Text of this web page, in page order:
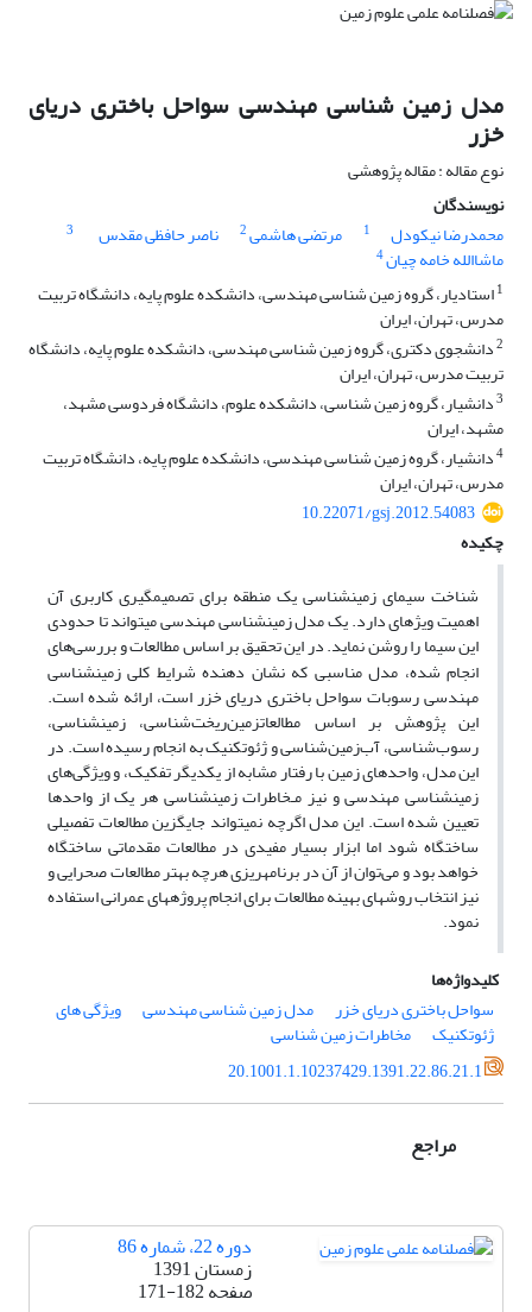
مدل زمین شناسی مهندسی سواحل باختری دریای
خزر
نوع مقاله : مقاله پژوهشی
نویسندگان
محمدرضا نیکودل
1 مرتضی هاشمی2 ناصر حافظی مقدس 3
ماشاالله خامه چیان4
1استادیار، گروه زمین شناسی مهندسی، دانشکده علوم پایه، دانشگاه تربیت
مدرس، تهران، ایران
2دانشجوی دکتری، گروه زمین شناسی مهندسی، دانشکده علوم پایه، دانشگاه
تربیت مدرس، تهران، ایران
3دانشیار، گروه زمین شناسی، دانشکده علوم، دانشگاه فردوسی مشهد،
مشهد، ایران
4دانشیار، گروه زمین شناسی مهندسی، دانشکده علوم پایه، دانشگاه تربیت
مدرس، تهران، ایران
10.22071/gsj.2012.54083
چکیده
شناخت سیمای زمین­شناسی یک منطقه برای تصمیم­گیری کاربری آن
اهمیت ویژه­ای دارد. یک مدل زمین­شناسی مهندسی می­تواند تا حدودی
این سیما را روشن نماید. در این تحقیق بر اساس مطالعات و بررسیهای
انجام شده، مدل مناسبی که نشان دهنده شرایط کلی زمین­شناسی
مهندسی رسوبات سواحل باختری دریای خزر است، ارائه شده است.
این پژوهش بر اساس مطالعاتزمین‌ریخت‌شناسی، زمین­شناسی،
رسوب‌شناسی، آب‌زمین‌شناسی و ژئوتکنیک به انجام رسیده است. در
این مدل، واحدهای زمین با رفتار مشابه از یکدیگر تفکیک، و ویژگی‌های
زمین­شناسی مهندسی و نیز مـخاطرات زمین­شناسی هر یک از واحدها
تعیین شده است. این مدل اگرچه نمی­تواند جایگزین مطالعات تفصیلی
ساختگاه شود اما ابزار بسیار مفیدی در مطالعات مقدماتی ساختگاه
خواهد بود و می‌توان از آن در برنامه­ریزی هرچه بهتر مطالعات صحرایی و
نیز انتخاب روش­های بهینه مطالعات برای انجام پروژه­های عمرانی استفاده
نمود.
کلیدواژه‌ها
سواحل باختری دریای خزر
مدل زمین شناسی مهندسی ویژگی های
ژئوتکنیک
مخاطرات زمین شناسی
20.1001.1.10237429.1391.22.86.21.1
مراجع
دوره 22، شماره 86
زمستان 1391
صفحه171-182